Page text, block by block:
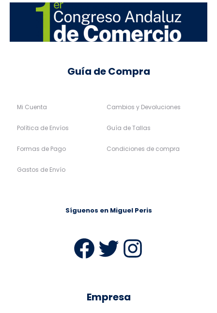
Guía de Compra
Mi Cuenta
Política de Envíos
Formas de Pago
Gastos de Envío
Cambios y Devoluciones
Guía de Tallas
Condiciones de compra
Síguenos en Miguel Peris
Facebook
Twitter
Empresa